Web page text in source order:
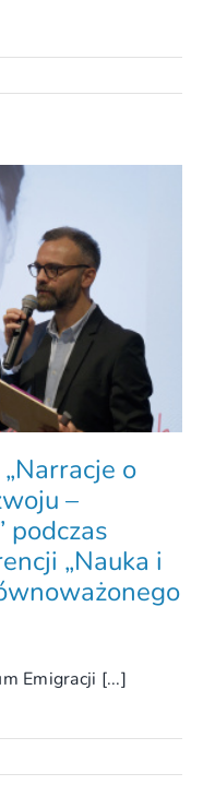
o
–
podczas
„Nauka i
Emigracji [...]